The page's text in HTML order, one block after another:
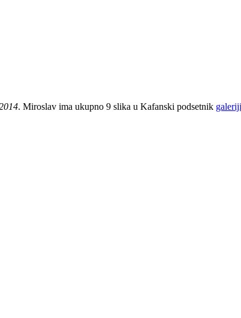
. Miroslav ima ukupno 9 slika u Kafanski podsetnik galeriji